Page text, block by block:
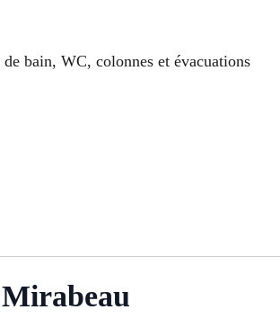
bain, WC, colonnes et évacuations